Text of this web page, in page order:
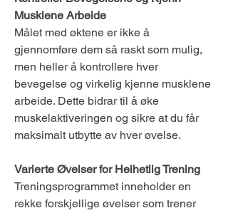
Musklene Arbeide
Målet med øktene er ikke å
gjennomføre dem så raskt som mulig,
men heller å kontrollere hver
bevegelse og virkelig kjenne musklene
arbeide. Dette bidrar til å øke
muskelaktiveringen og sikre at du får
maksimalt utbytte av hver øvelse.
Varierte Øvelser for Helhetlig Trening
Treningsprogrammet inneholder en
rekke forskjellige øvelser som trener